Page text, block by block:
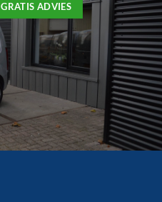
GRATIS ADVIES